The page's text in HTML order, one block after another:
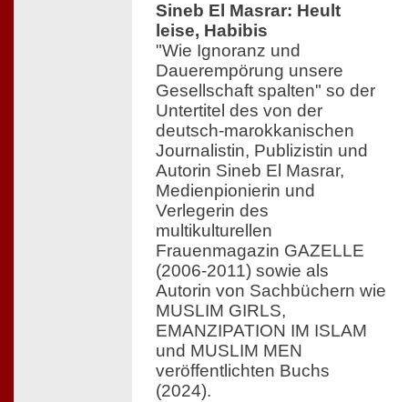
Sineb El Masrar: Heult
leise, Habibis
"Wie Ignoranz und
Dauerempörung unsere
Gesellschaft spalten" so der
Untertitel des von der
deutsch-marokkanischen
Journalistin, Publizistin und
Autorin Sineb El Masrar,
Medienpionierin und
Verlegerin des
multikulturellen
Frauenmagazin GAZELLE
(2006-2011) sowie als
Autorin von Sachbüchern wie
MUSLIM GIRLS,
EMANZIPATION IM ISLAM
und MUSLIM MEN
veröffentlichten Buchs
(2024).